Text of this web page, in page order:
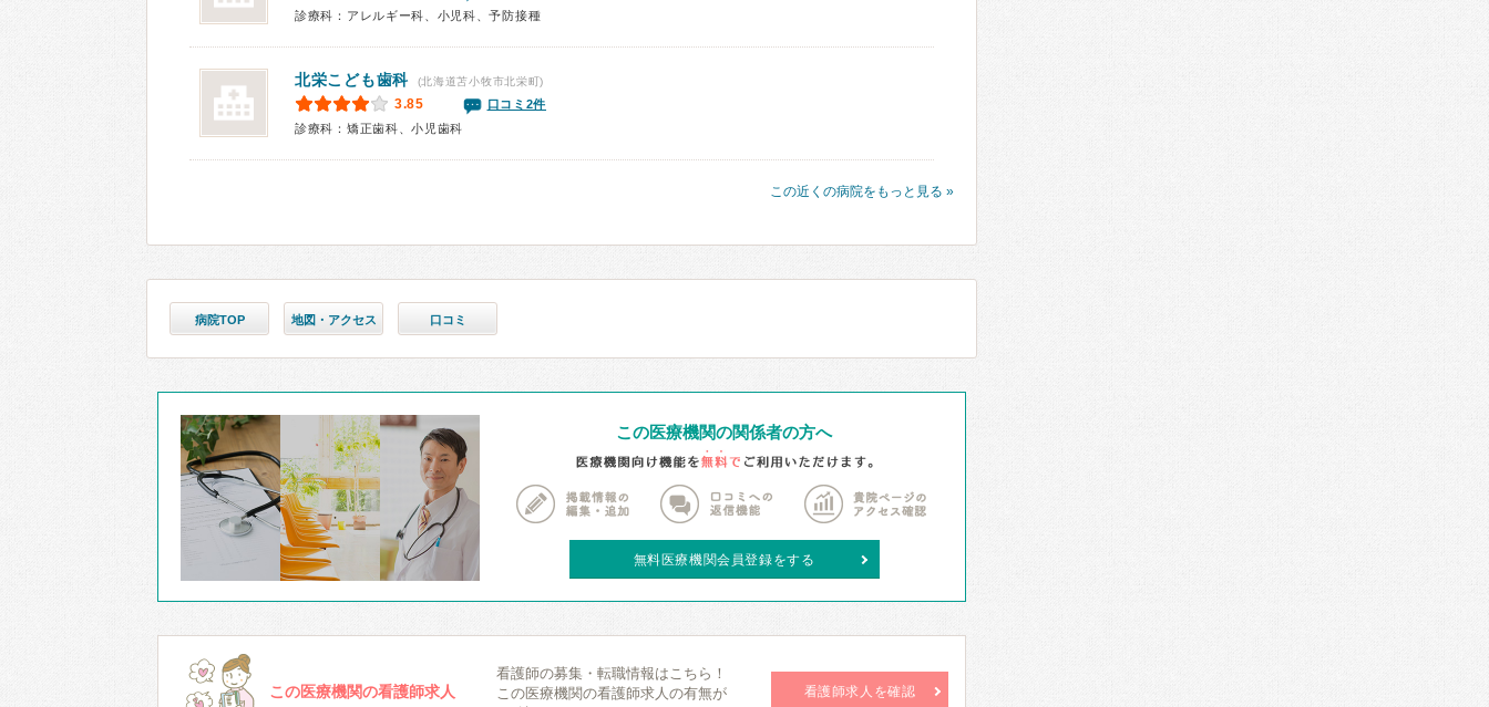
診療科：アレルギー科、小児科、予防接種
北栄こども歯科 (北海道苫小牧市北栄町)
3.85
口コミ2件
診療科：矯正歯科、小児歯科
この近くの病院をもっと見る »
病院TOP 地図・アクセス 口コミ
この医療機関の関係者の方へ
無料医療機関会員登録をする
この医療機関の看護師求人
看護師の募集・転職情報はこちら！
この医療機関の看護師求人の有無が
看護師求人を確認